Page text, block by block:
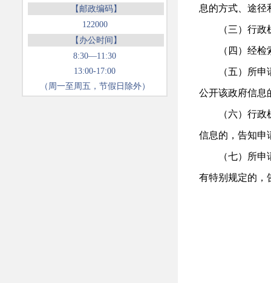
【邮政编码】
122000
【办公时间】
8:30—11:30
13:00-17:00
（周一至周五，节假日除外）
息的方式、途径
（三）行
（四）经
（五）所
公开该政府信息
（六）行
信息的，告知申
（七）所
有特别规定的，